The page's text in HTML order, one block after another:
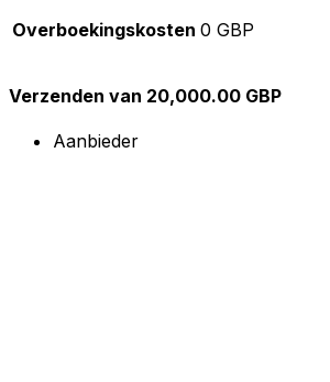
Overboekingskosten 0 GBP
Verzenden van 20,000.00 GBP
Aanbieder